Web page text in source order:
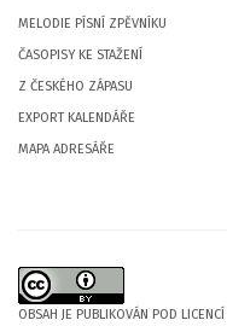
MELODIE PÍSNÍ ZPĚVNÍKU
ČASOPISY KE STAŽENÍ
Z ČESKÉHO ZÁPASU
EXPORT KALENDÁŘE
MAPA ADRESÁŘE
OBSAH JE PUBLIKOVÁN POD LICENCÍ